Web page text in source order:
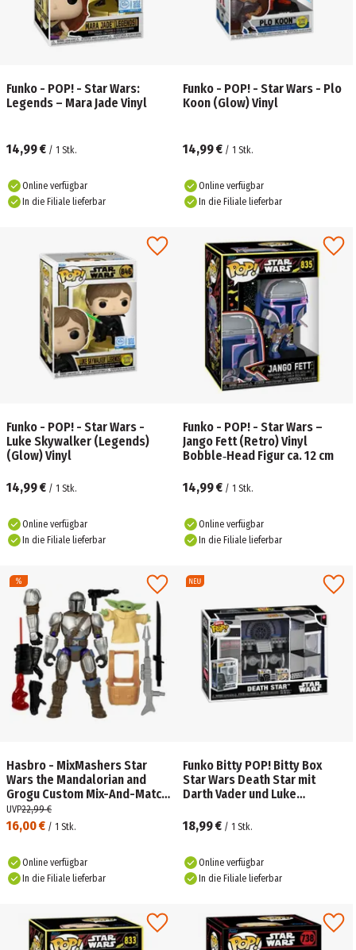
Funko - POP! - Star Wars:
Legends – Mara Jade Vinyl
14,99 € / 1 Stk.
Online verfügbar
In die Filiale lieferbar
Funko - POP! - Star Wars - Plo
Koon (Glow) Vinyl
14,99 € / 1 Stk.
Online verfügbar
In die Filiale lieferbar
Funko - POP! - Star Wars -
Luke Skywalker (Legends)
(Glow) Vinyl
14,99 € / 1 Stk.
Online verfügbar
In die Filiale lieferbar
Funko - POP! - Star Wars –
Jango Fett (Retro) Vinyl
Bobble‑Head Figur ca. 12 cm
14,99 € / 1 Stk.
Online verfügbar
In die Filiale lieferbar
Hasbro - MixMashers Star
Wars the Mandalorian and
Grogu Custom Mix-And-Match
Deluxe Action-Figur &
Zubehör
16,00 € / 1 Stk.
UVP22,99 €
Online verfügbar
In die Filiale lieferbar
Funko Bitty POP! Bitty Box
Star Wars Death Star mit
Darth Vader und Luke
18,99 € / 1 Stk.
Online verfügbar
In die Filiale lieferbar